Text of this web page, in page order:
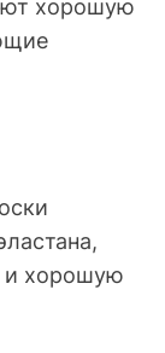
хорошую
и хорошую